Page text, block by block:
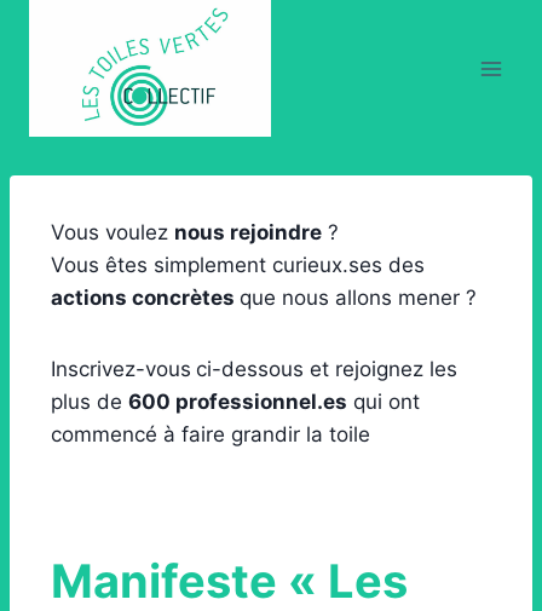
Vous voulez nous rejoindre ?
Vous êtes simplement curieux.ses des
actions concrètes que nous allons mener ?
Inscrivez-vous ci-dessous et rejoignez les
plus de 600 professionnel.es qui ont
commencé à faire grandir la toile
Manifeste « Les